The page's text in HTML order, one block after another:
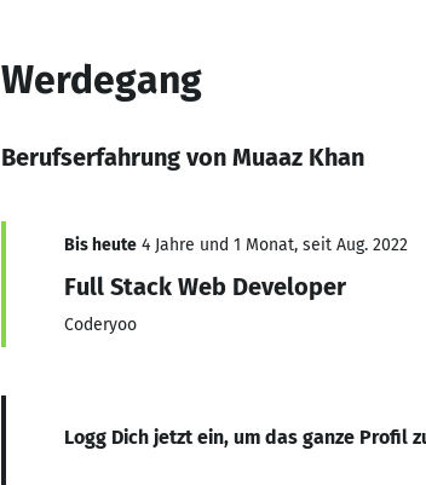
Werdegang
Berufserfahrung von Muaaz Khan
Bis heute 4 Jahre und 1 Monat, seit Aug. 2022
Full Stack Web Developer
Coderyoo
Logg Dich jetzt ein, um das ganze Profil